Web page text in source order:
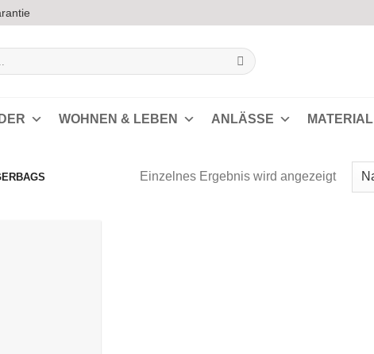
WOHNEN & LEBEN ANLÄSSE MATERIAL
Einzelnes Ergebnis wird angezeigt